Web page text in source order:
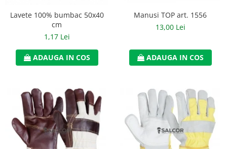
Manusi tricot impregnat
Manusi zale
Outdoor
Incaltaminte Outdoor
Curatenie si igiena
Protectia capului
Lavete 100% bumbac 50x40
cm
1,17 Lei
ADAUGA IN COS
Manusi TOP art. 1556
13,00 Lei
ADAUGA IN COS